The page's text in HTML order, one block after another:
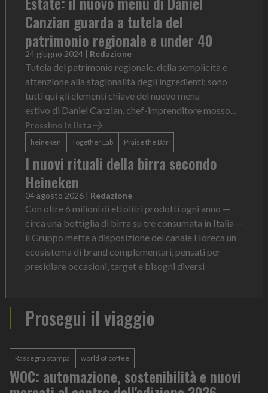
Canzian guarda a tutela del
patrimonio regionale e under 40
24 giugno 2024 | Redazione
Tutela del patrimonio regionale, della semplicità e
attenzione alla stagionalità degli ingredienti: sono
tutti qui gli elementi chiave del nuovo menu
estivo di Daniel Canzian, chef-imprenditore mosso...
Prossimo in lista
heineken Together Lab Praise the Bar
I nuovi rituali della birra secondo
Heineken
04 agosto 2026 | Redazione
Con oltre 6 milioni di ettolitri prodotti ogni anno —
circa una bottiglia di birra su tre consumata in Italia —
il Gruppo mette a disposizione del canale Horeca un
ecosistema di brand complementari, pensati per
presidiare occasioni, target e bisogni diversi
Prosegui il viaggio
Rassegna stampa world of coffee
WOC: automazione, sostenibilità e nuovi